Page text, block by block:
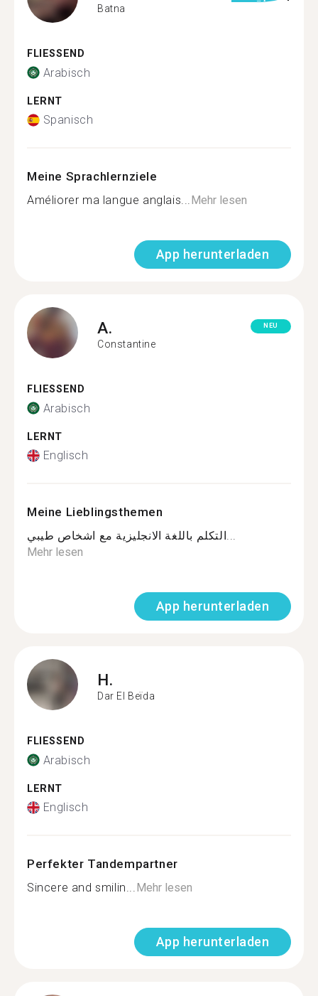
Batna
FLIESSEND
Arabisch
LERNT
Spanisch
Meine Sprachlernziele
Améliorer ma langue anglais...Mehr lesen
App herunterladen
A.
Constantine
NEU
FLIESSEND
Arabisch
LERNT
Englisch
Meine Lieblingsthemen
التكلم باللغة الانجليزية مع اشخاص طيبي...
Mehr lesen
App herunterladen
H.
Dar El Beïda
FLIESSEND
Arabisch
LERNT
Englisch
Perfekter Tandempartner
Sincere and smilin...Mehr lesen
App herunterladen